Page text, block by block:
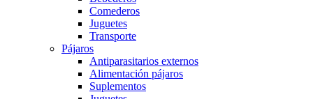
Comederos
Juguetes
Transporte
Pájaros
Antiparasitarios externos
Alimentación pájaros
Suplementos